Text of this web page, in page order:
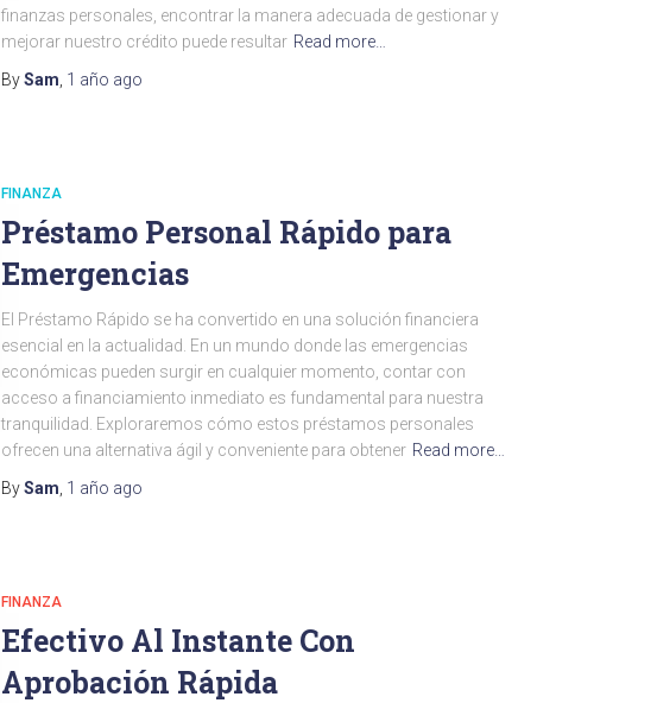
finanzas personales, encontrar la manera adecuada de gestionar y
mejorar nuestro crédito puede resultar Read more…
BySam 1 año ago
FINANZA
Préstamo Personal Rápido para
Emergencias
El Préstamo Rápido se ha convertido en una solución financiera
esencial en la actualidad. En un mundo donde las emergencias
económicas pueden surgir en cualquier momento, contar con
acceso a financiamiento inmediato es fundamental para nuestra
tranquilidad. Exploraremos cómo estos préstamos personales
ofrecen una alternativa ágil y conveniente para obtener Read more…
BySam 1 año ago
FINANZA
Efectivo Al Instante Con
Aprobación Rápida